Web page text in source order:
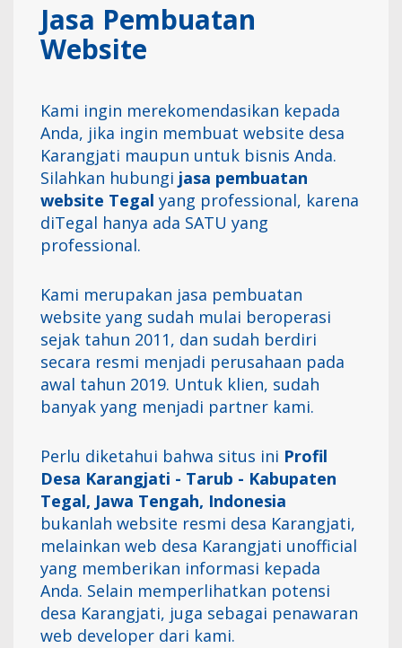
Jasa Pembuatan
Website
Kami ingin merekomendasikan kepada
Anda, jika ingin membuat website desa
Karangjati maupun untuk bisnis Anda.
Silahkan hubungi jasa pembuatan
website Tegal yang professional, karena
diTegal hanya ada SATU yang
professional.
Kami merupakan jasa pembuatan
website yang sudah mulai beroperasi
sejak tahun 2011, dan sudah berdiri
secara resmi menjadi perusahaan pada
awal tahun 2019. Untuk klien, sudah
banyak yang menjadi partner kami.
Perlu diketahui bahwa situs ini Profil
Desa Karangjati - Tarub - Kabupaten
Tegal, Jawa Tengah, Indonesia
bukanlah website resmi desa Karangjati,
melainkan web desa Karangjati unofficial
yang memberikan informasi kepada
Anda. Selain memperlihatkan potensi
desa Karangjati, juga sebagai penawaran
web developer dari kami.